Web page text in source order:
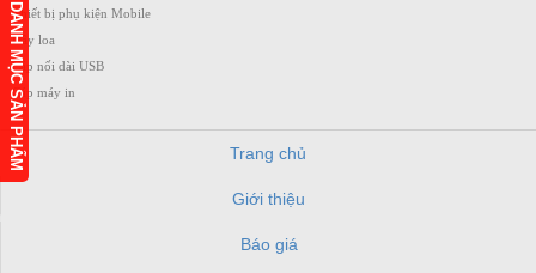
Thiết bị phụ kiện Mobile
Dây loa
Cáp nối dài USB
Cáp máy in
Trang chủ
Giới thiệu
Báo giá
DANH MỤC SẢN PHẨM